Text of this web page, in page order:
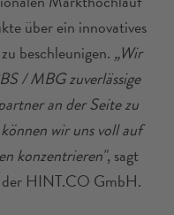
über ein innovatives
beschleunigen. „Wir
/ MBG zuverlässige
an der Seite zu
wir uns voll auf
konzentrieren", sagt
HINT.CO GmbH.